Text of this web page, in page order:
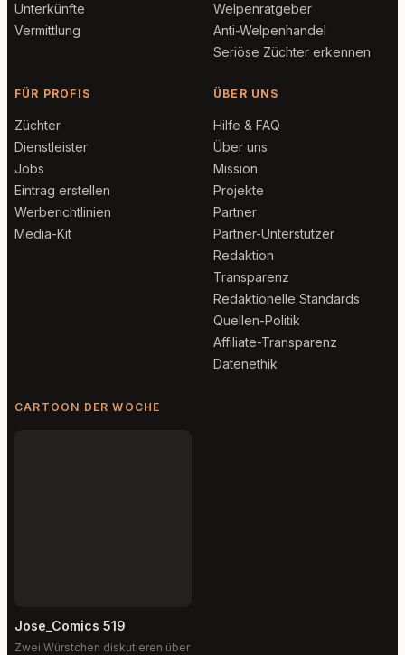
Unterkünfte
Vermittlung
Welpenratgeber
Anti-Welpenhandel
Seriöse Züchter erkennen
FÜR PROFIS
Züchter
Dienstleister
Jobs
Eintrag erstellen
Werberichtlinien
Media-Kit
ÜBER UNS
Hilfe & FAQ
Über uns
Mission
Projekte
Partner
Partner-Unterstützer
Redaktion
Transparenz
Redaktionelle Standards
Quellen-Politik
Affiliate-Transparenz
Datenethik
CARTOON DER WOCHE
Jose_Comics 519
Zwei Würstchen diskutieren über